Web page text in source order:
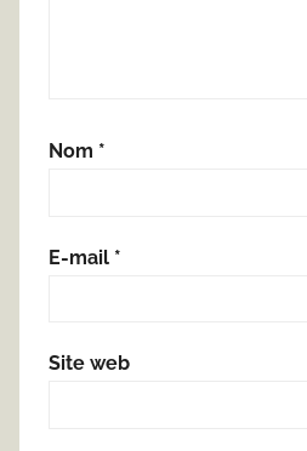
Nom *
E-mail *
Site web